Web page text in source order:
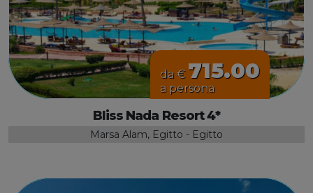
da € 715.00
a persona
Bliss Nada Resort 4*
Marsa Alam, Egitto - Egitto